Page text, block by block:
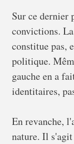
Sur ce dernier
convictions.
constitue pas,
politique.
gauche en a
identitaires,
En revanche,
nature. Il